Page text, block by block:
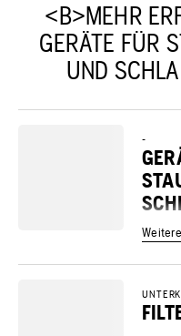
<B>MEHR
GERÄTE FÜR
UND
-